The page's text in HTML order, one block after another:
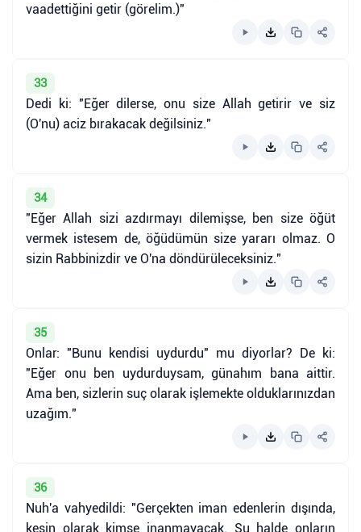
vaadettiğini getir (görelim.)"
33
Dedi ki: "Eğer dilerse, onu size Allah getirir ve siz
(O'nu) aciz bırakacak değilsiniz."
34
"Eğer Allah sizi azdırmayı dilemişse, ben size öğüt
vermek istesem de, öğüdümün size yararı olmaz. O
sizin Rabbinizdir ve O'na döndürüleceksiniz."
35
Onlar: "Bunu kendisi uydurdu" mu diyorlar? De ki:
"Eğer onu ben uydurduysam, günahım bana aittir.
Ama ben, sizlerin suç olarak işlemekte olduklarınızdan
uzağım."
36
Nuh'a vahyedildi: "Gerçekten iman edenlerin dışında,
kesin olarak kimse inanmayacak. Şu halde onların